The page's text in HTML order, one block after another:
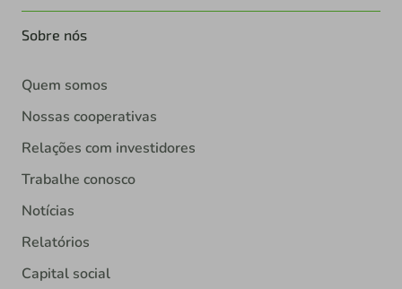
Sobre nós
Quem somos
Nossas cooperativas
Relações com investidores
Trabalhe conosco
Notícias
Relatórios
Capital social